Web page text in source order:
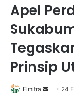
Apel
Prinsip
Elmitra
Send 24